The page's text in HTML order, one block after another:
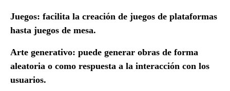
Juegos: facilita la creación de juegos de plataformas
hasta juegos de mesa.
Arte generativo: puede generar obras de forma
aleatoria o como respuesta a la interacción con los
usuarios.